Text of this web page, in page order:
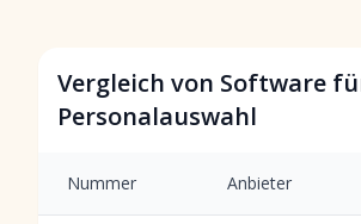
Vergleich von Software
Personalauswahl
Nummer Anbieter